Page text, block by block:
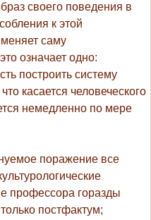
своего поведения в
к этой
саму
означает одно:
построить систему
касается человеческого
немедленно по мере
поражение все
профессора горазды
постфактум;